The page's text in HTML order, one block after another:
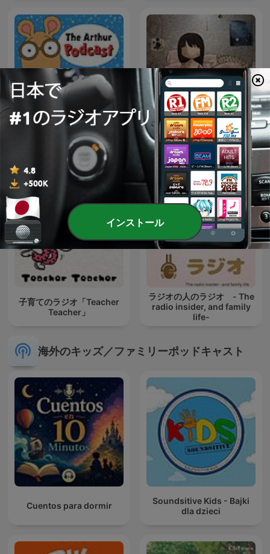
The Arthur Podcast นิทานชาดก
子育てのラジオ「Teacher
Teacher」
ラジオの人のラジオ - The
radio insider, and family
life-
海外のキッズ／ファミリーポッドキャスト
Cuentos para dormir
Soundsitive Kids - Bajki
dla dzieci
インストール